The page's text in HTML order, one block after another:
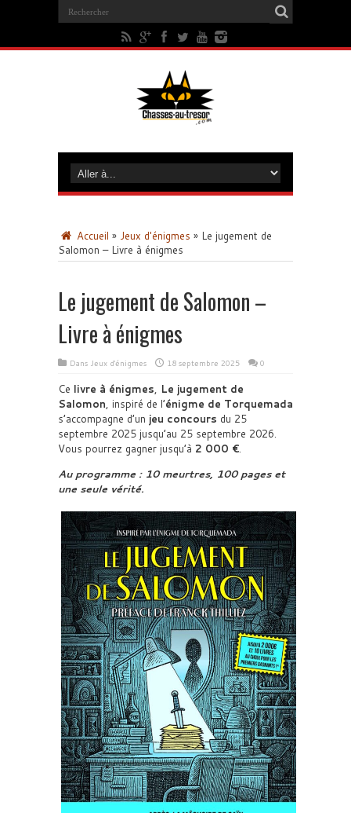
Accueil » Jeux d'énigmes » Le jugement de
Salomon – Livre à énigmes
Le jugement de Salomon –
Livre à énigmes
Dans Jeux d'énigmes 18 septembre 2025 0
Ce livre à énigmes, Le jugement de
Salomon, inspiré de l’énigme de Torquemada
s’accompagne d’un jeu concours du 25
septembre 2025 jusqu’au 25 septembre 2026.
Vous pourrez gagner jusqu’à 2 000 €.
Au programme : 10 meurtres, 100 pages et
une seule vérité.